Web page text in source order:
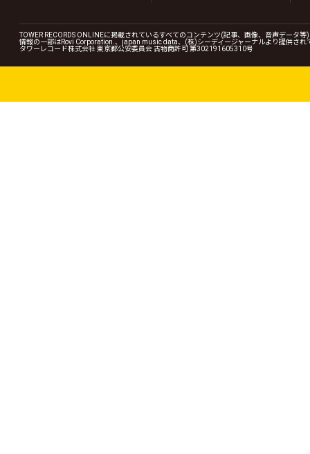
TOWER RECORDS ONLINEに掲載されているすべてのコンテンツ(記事、画像、音声データ
情報の一部はRovi Corporation.、japan music data、(株)シーディージャーナルより提供され
タワーレコード株式会社 東京都公安委員会 古物商許可 第302191605310号